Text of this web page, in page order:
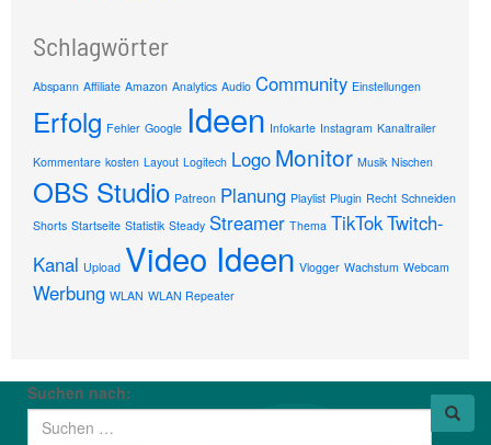
Schlagwörter
Abspann Affiliate Amazon Analytics Audio Community Einstellungen
Erfolg Fehler Google Ideen Infokarte Instagram Kanaltrailer
Kommentare kosten Layout Logitech Logo Monitor Musik Nischen
OBS Studio Patreon Planung Playlist Plugin Recht Schneiden
Shorts Startseite Statistik Steady Streamer Thema TikTokTwitch-
Kanal Upload Video Ideen Vlogger Wachstum Webcam
Werbung WLAN WLAN Repeater
Suchen nach: